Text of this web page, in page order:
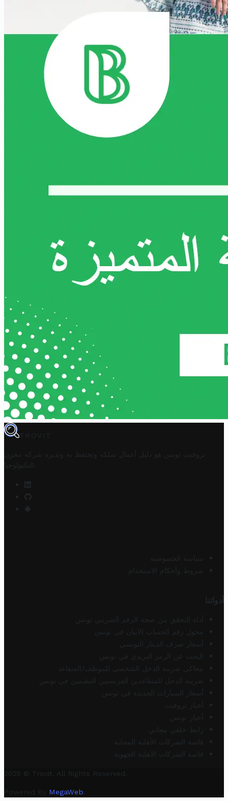
TROVIT
تروفيت تونس هو دليل أعمال تملكه وتحتفظ به وتديره
شركة مخزن
التكنولوجيا
سياسة الخصوصية
شروط وأحكام الاستخدام
أدواتنا
أداة التحقق من صحة الرقم الضريبي تونس
محول رقم الحساب الآيبان في تونس
أسعار صرف الدينار التونسي
البحث عن الرمز البريدي في تونس
محاكي ضريبة الدخل الشخصي للموظف/المتقاعد
ضريبة الدخل للمتقاعدين الفرنسيين المقيمين في تونس
أسعار السيارات الجديدة في تونس
أخبار تروفيت
أخبار تونس
رابط خلفي مجاني
قائمة الشركات الأهلية المحلية
قائمة الشركات الأهلية الجهوية
2025 © Trovit. All Rights Reserved.
Powered By MegaWeb